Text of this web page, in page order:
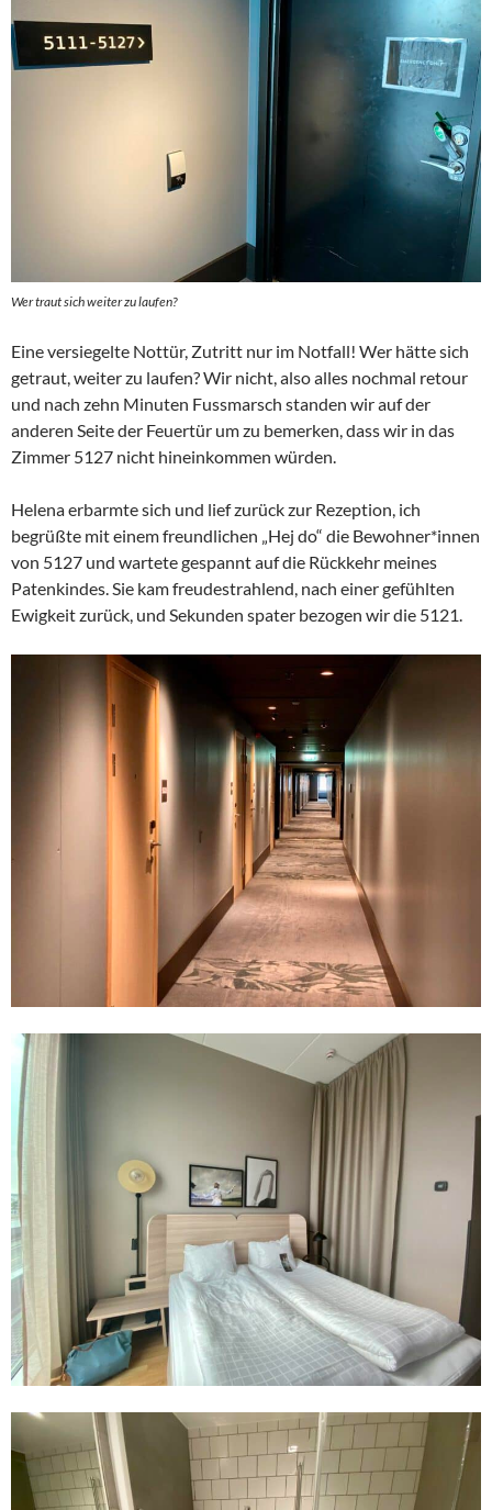
Wer traut sich weiter zu laufen?
Eine versiegelte Nottür, Zutritt nur im Notfall! Wer hätte sich
getraut, weiter zu laufen? Wir nicht, also alles nochmal retour
und nach zehn Minuten Fussmarsch standen wir auf der
anderen Seite der Feuertür um zu bemerken, dass wir in das
Zimmer 5127 nicht hineinkommen würden.
Helena erbarmte sich und lief zurück zur Rezeption, ich
begrüßte mit einem freundlichen „Hej do“ die Bewohner*innen
von 5127 und wartete gespannt auf die Rückkehr meines
Patenkindes. Sie kam freudestrahlend, nach einer gefühlten
Ewigkeit zurück, und Sekunden spater bezogen wir die 5121.